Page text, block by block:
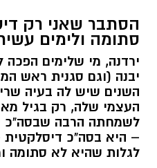
הסתבר שאני רק
סתומה ולימים עשיתי 3
ירדנה, מי שלימים הפכה
יבנה (וגם סגנית ראש
השנים שיש לה בעיה
העצמי שלה, רק בגיל
לשמחתה הרבה שבסה"כ
– היא בסה"כ דיסלקטית
לגלות שהיא לא סתומה